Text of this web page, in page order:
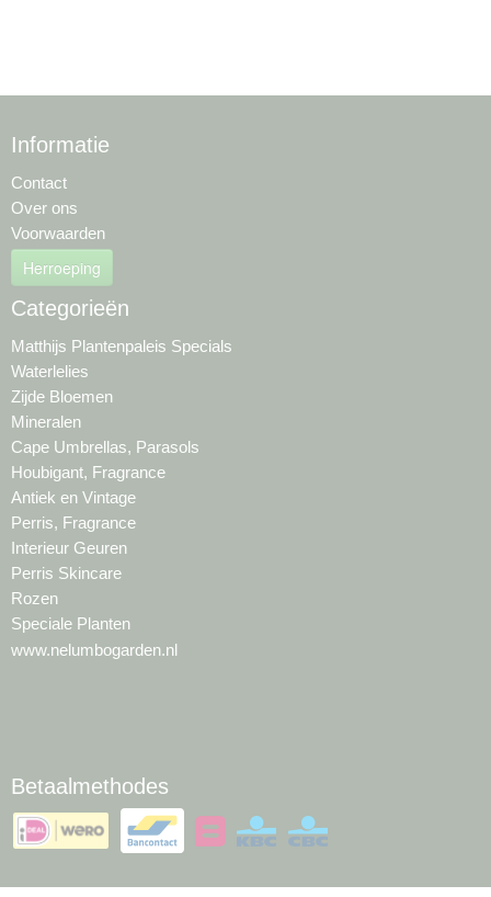
Informatie
Contact
Over ons
Voorwaarden
Herroeping
Categorieën
Matthijs Plantenpaleis Specials
Waterlelies
Zijde Bloemen
Mineralen
Cape Umbrellas, Parasols
Houbigant, Fragrance
Antiek en Vintage
Perris, Fragrance
Interieur Geuren
Perris Skincare
Rozen
Speciale Planten
www.nelumbogarden.nl
Betaalmethodes